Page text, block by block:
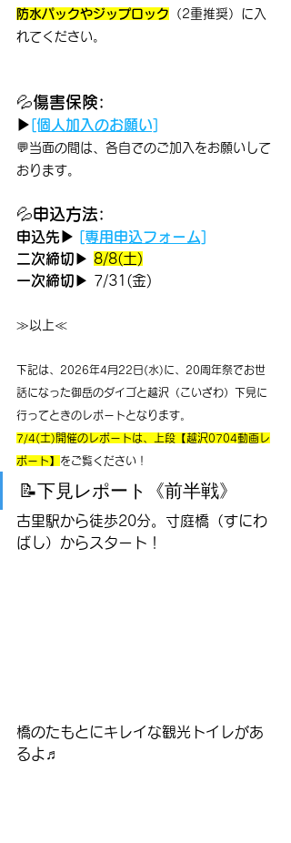
防水パックやジップロック （2重推奨）に入
れてください。
💦傷害保険:
▶ [個人加入のお願い]
💬当面の間は、各自でのご加入をお願いして
おります。
💦申込方法:
申込先▶
[専用申込フォーム]
二次締切 ▶ 8/8(土)
一次締切 ▶ 7/31(金)
≫以上≪
下記は、2026年4月22日(水)に、20周年祭でお世
話になった御岳のダイゴと越沢（こいざわ）下見に
行ってときのレポートとなります。
7/4(土)開催のレポートは、上段【越沢0704動画レ
ポート】 をご覧ください！
📝下見レポート《前半戦》
古里駅から徒歩20分。寸庭橋（すにわ
ばし）からスタート！
橋のたもとにキレイな観光トイレがあ
るよ♬